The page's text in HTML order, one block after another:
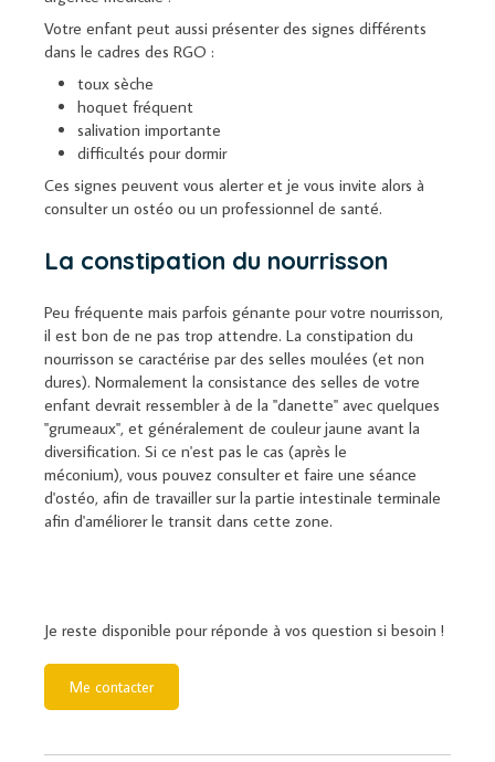
Votre enfant peut aussi présenter des signes différents
dans le cadres des RGO :
toux sèche
hoquet fréquent
salivation importante
difficultés pour dormir
Ces signes peuvent vous alerter et je vous invite alors à
consulter un ostéo ou un professionnel de santé.
La constipation du nourrisson
Peu fréquente mais parfois génante pour votre nourrisson,
il est bon de ne pas trop attendre. La constipation du
nourrisson se caractérise par des selles moulées (et non
dures). Normalement la consistance des selles de votre
enfant devrait ressembler à de la "danette" avec quelques
"grumeaux", et généralement de couleur jaune avant la
diversification. Si ce n'est pas le cas (après le
méconium), vous pouvez consulter et faire une séance
d'ostéo, afin de travailler sur la partie intestinale terminale
afin d'améliorer le transit dans cette zone.
Je reste disponible pour réponde à vos question si besoin !
Me contacter